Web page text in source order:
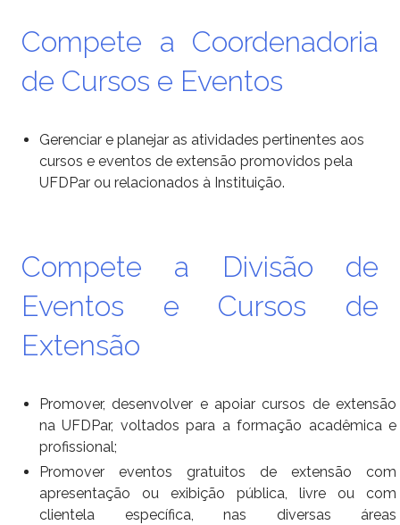
Compete a Coordenadoria
de Cursos e Eventos
Gerenciar e planejar as atividades pertinentes aos
cursos e eventos de extensão promovidos pela
UFDPar ou relacionados à Instituição.
Compete a Divisão de
Eventos e Cursos de
Extensão
Promover, desenvolver e apoiar cursos de extensão
na UFDPar, voltados para a formação acadêmica e
profissional;
Promover eventos gratuitos de extensão com
apresentação ou exibição pública, livre ou com
clientela específica, nas diversas áreas